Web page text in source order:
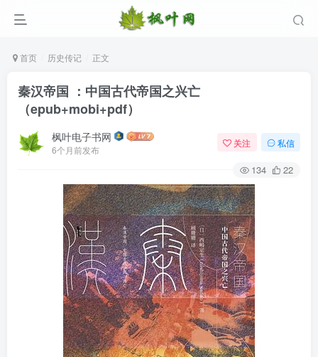
首页 历史传记 正文
秦汉帝国 ：中国古代帝国之兴亡
（epub+mobi+pdf）
枫叶电子书网
6个月前发布
关注 私信
134 22
登录
没有账号？立即注册
用户名/手机号/邮箱
登录密码
记住登录 找回密码|免密登录